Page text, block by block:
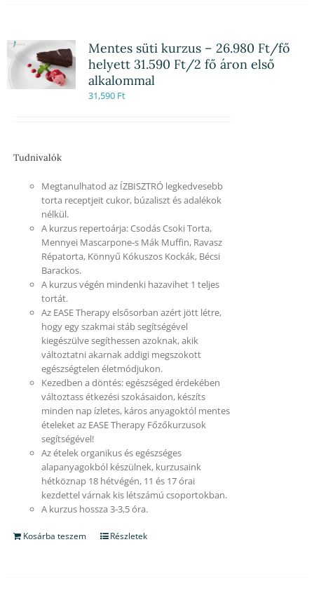
Mentes süti kurzus – 26.980 Ft/fő
helyett 31.590 Ft/2 fő áron első
alkalommal
31,590 Ft
Tudnivalók
Megtanulhatod az ÍZBISZTRÓ legkedvesebb
torta receptjeit cukor, búzaliszt és adalékok
nélkül.
A kurzus repertoárja: Csodás Csoki Torta,
Mennyei Mascarpone-s Mák Muffin, Ravasz
Répatorta, Könnyű Kókuszos Kockák, Bécsi
Barackos.
A kurzus végén mindenki hazavihet 1 teljes
tortát.
Az EASE Therapy elsősorban azért jött létre,
hogy egy szakmai stáb segítségével
kiegészülve segíthessen azoknak, akik
változtatni akarnak addigi megszokott
egészségtelen életmódjukon.
Kezedben a döntés: egészséged érdekében
változtass étkezési szokásaidon, készíts
minden nap ízletes, káros anyagoktól mentes
ételeket az EASE Therapy Főzőkurzusok
segítségével!
Az ételek organikus és egészséges
alapanyagokból készülnek, kurzusaink
hétköznap 18 hétvégén, 11 és 17 órai
kezdettel várnak kis létszámú csoportokban.
A kurzus hossza 3-3,5 óra.
Kosárba teszem Részletek